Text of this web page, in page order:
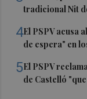
tradicional Nit
4El PSPV acusa
de espera" en
5El PSPV
de Castelló